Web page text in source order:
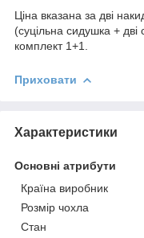
Ціна вказана за дві
(суцільна сидушка +
комплект 1+1.
Приховати
Характеристики
Основні атрибути
Країна виробник
Розмір чохла
Стан